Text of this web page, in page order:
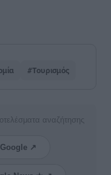
#Τουρισμός
αναζήτησης
↗